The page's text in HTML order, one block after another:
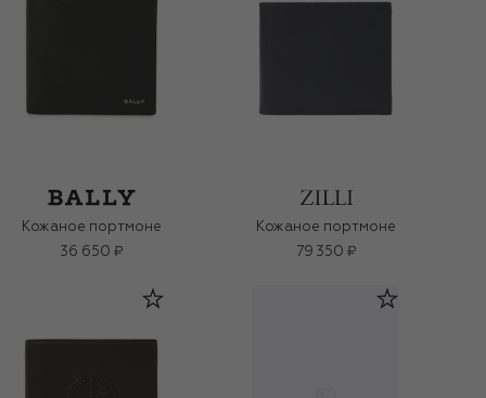
Кожаное портмоне
36 650 ₽
Кожаное портмоне
79 350 ₽